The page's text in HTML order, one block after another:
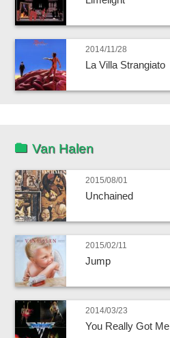
2014/11/28
La Villa Strangiato
Van Halen
2015/08/01
Unchained
2015/02/11
Jump
2014/03/23
You Really Got Me